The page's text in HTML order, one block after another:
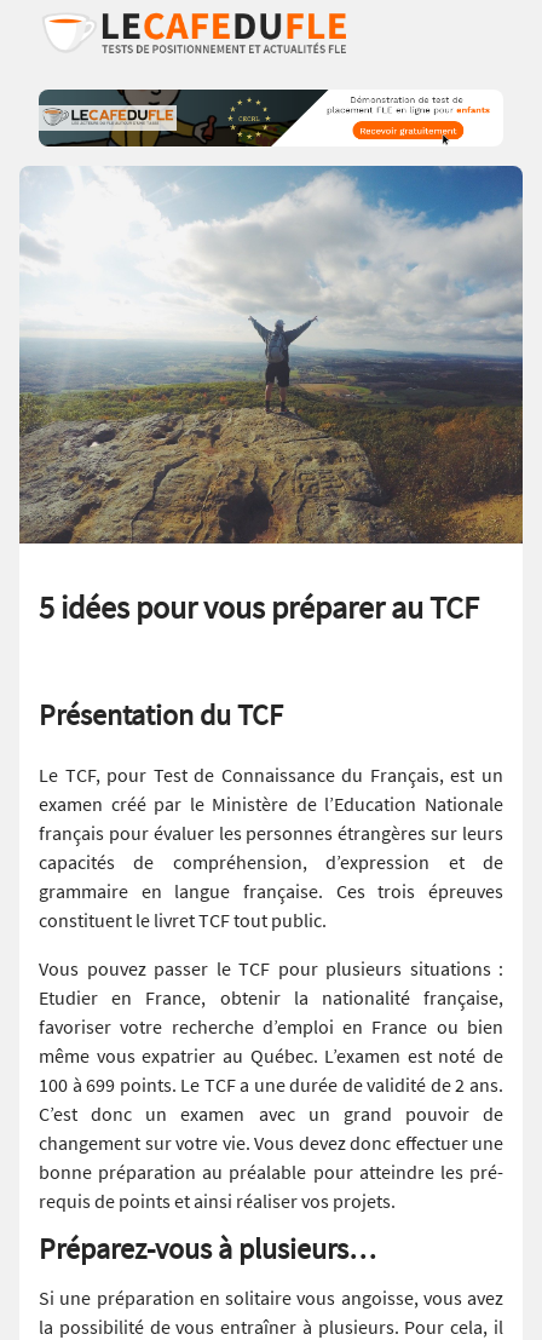
5 idées pour vous préparer au TCF
Présentation du TCF
Le TCF, pour Test de Connaissance du Français, est un
examen créé par le Ministère de l’Education Nationale
français pour évaluer les personnes étrangères sur leurs
capacités de compréhension, d’expression et de
grammaire en langue française. Ces trois épreuves
constituent le livret TCF tout public.
Vous pouvez passer le TCF pour plusieurs situations :
Etudier en France, obtenir la nationalité française,
favoriser votre recherche d’emploi en France ou bien
même vous expatrier au Québec. L’examen est noté de
100 à 699 points. Le TCF a une durée de validité de 2 ans.
C’est donc un examen avec un grand pouvoir de
changement sur votre vie. Vous devez donc effectuer une
bonne préparation au préalable pour atteindre les pré-
requis de points et ainsi réaliser vos projets.
Préparez-vous à plusieurs…
Si une préparation en solitaire vous angoisse, vous avez
la possibilité de vous entraîner à plusieurs. Pour cela, il